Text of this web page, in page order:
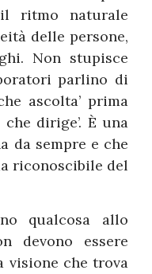
ritmo naturale
delle persone,
Non stupisce
parlino di
ascolta’ prima
dirige’. È una
da sempre e che
riconoscibile del
qualcosa allo
devono essere
visione che trova